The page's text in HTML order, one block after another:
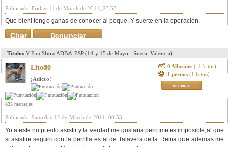
Publicado: Friday 11 de March de 2011, 23:53
Que bien! tengo ganas de conocer al peque. Y suerte en la operacion.
Denunciar
mensaje
Citar
Titulo: V Fun Show ADBA-ESP (14 y 15 de Mayo - Sueca, Valencia)
Lito80
¡Adicto!
833 mensajes
0 Albumes (-1 fotos)
1 perros (1 fotos)
ver mas
Publicado: Saturday 12 de March de 2011, 08:53
Yo a este no puedo asistir y la verdad me gustaria pero me es imposible,al que
si asistire seguro con la perrilla es al de Talavera de la Reina que ademas me